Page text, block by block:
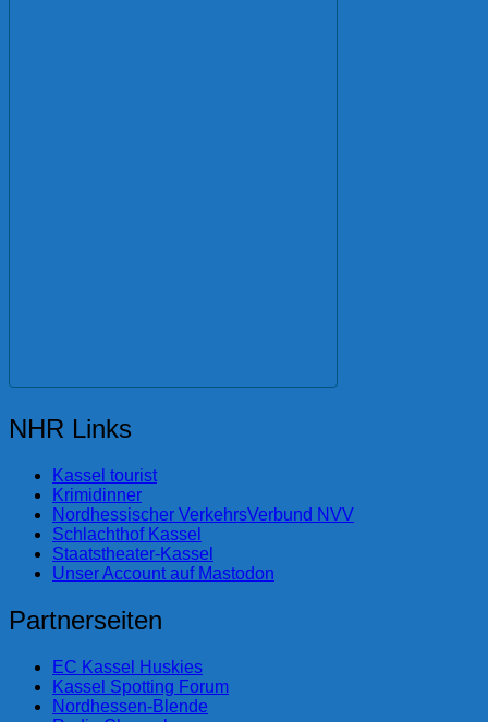
NHR Links
Kassel tourist
Krimidinner
Nordhessischer VerkehrsVerbund NVV
Schlachthof Kassel
Staatstheater-Kassel
Unser Account auf Mastodon
Partnerseiten
EC Kassel Huskies
Kassel Spotting Forum
Nordhessen-Blende